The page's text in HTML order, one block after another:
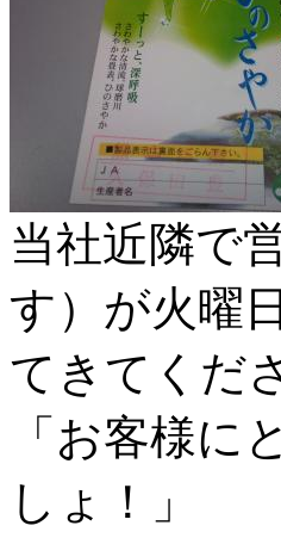
当社近隣で
す）が火曜
てきてくだ
「お客様に
しょ！」